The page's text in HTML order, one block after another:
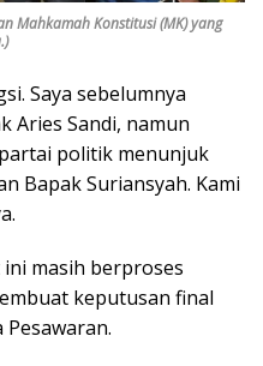
Mahkamah Konstitusi (MK) yang
Saya sebelumnya
Aries Sandi, namun
politik menunjuk
Bapak Suriansyah. Kami
masih berproses
keputusan final